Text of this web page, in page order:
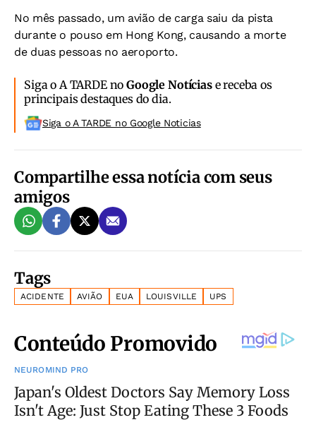
No mês passado, um avião de carga saiu da pista
durante o pouso em Hong Kong, causando a morte
de duas pessoas no aeroporto.
Siga o A TARDE noGoogle Notíciase receba os
principais destaques do dia.
Siga o A TARDE no Google Noticias
Compartilhe essa notícia com seus
amigos
Tags
ACIDENTE AVIÃO EUA LOUISVILLE UPS